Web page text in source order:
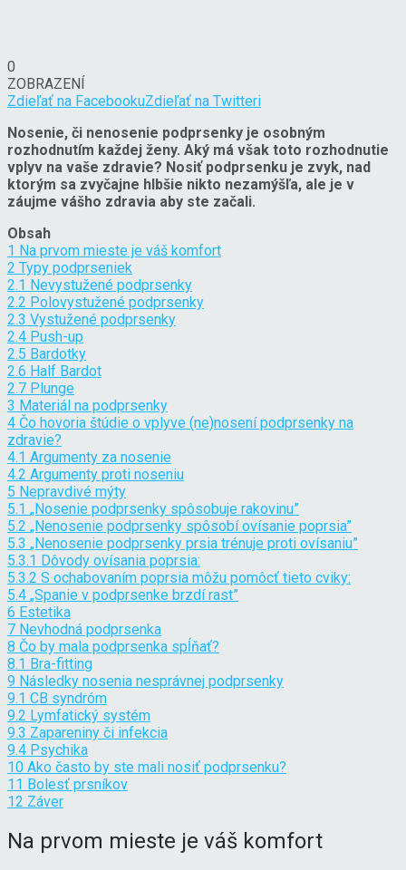
0
ZOBRAZENÍ
Zdieľať na FacebookuZdieľať na Twitteri
Nosenie, či nenosenie podprsenky je osobným
rozhodnutím každej ženy. Aký má však toto rozhodnutie
vplyv na vaše zdravie? Nosiť podprsenku je zvyk, nad
ktorým sa zvyčajne hlbšie nikto nezamýšľa, ale je v
záujme vášho zdravia aby ste začali.
Obsah
1 Na prvom mieste je váš komfort
2 Typy podprseniek
2.1 Nevystužené podprsenky
2.2 Polovystužené podprsenky
2.3 Vystužené podprsenky
2.4 Push-up
2.5 Bardotky
2.6 Half Bardot
2.7 Plunge
3 Materiál na podprsenky
4 Čo hovoria štúdie o vplyve (ne)nosení podprsenky na
zdravie?
4.1 Argumenty za nosenie
4.2 Argumenty proti noseniu
5 Nepravdivé mýty
5.1 „Nosenie podprsenky spôsobuje rakovinu”
5.2 „Nenosenie podprsenky spôsobí ovísanie poprsia”
5.3 „Nenosenie podprsenky prsia trénuje proti ovísaniu”
5.3.1 Dôvody ovísania poprsia:
5.3.2 S ochabovaním poprsia môžu pomôcť tieto cviky:
5.4 „Spanie v podprsenke brzdí rast”
6 Estetika
7 Nevhodná podprsenka
8 Čo by mala podprsenka spĺňať?
8.1 Bra-fitting
9 Následky nosenia nesprávnej podprsenky
9.1 CB syndróm
9.2 Lymfatický systém
9.3 Zapareniny či infekcia
9.4 Psychika
10 Ako často by ste mali nosiť podprsenku?
11 Bolesť prsníkov
12 Záver
Na prvom mieste je váš komfort